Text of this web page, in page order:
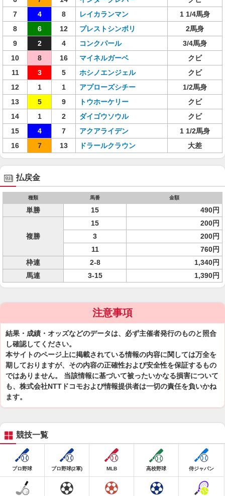
7
4 8 レイカランマン
1 1/4馬身
8
6 12 プレストシンボリ
2馬身
9
2 4 コンクパール
3/4馬身
10
8 16 マイネルガーベ
クビ
11
3 5 ホシノエンジェル
クビ
12
1 1 アプローズシチー
1/2馬身
13
5 9 トウホーケリー
クビ
14
1 2 ダイゴウソウル
クビ
15
4 7 アクアライデン
1 1/2馬身
16
7 13 ドラールクラウン 大差
払戻金
種類 馬番 金額
単勝 15 490円
複勝
15
200円
3
200円
11
760円
枠連
2-8
1,340円
馬連
3-15 1,390円
注意事項
結果・成績・オッズなどのデータは、必ず主催者発行のものと照合
し確認してください。
本サイトのページ上に掲載されている情報の内容に関しては万全を
期しておりますが、その内容の正確性および安全性を保証するもの
ではありません。 当該情報に基づいて被ったいかなる損害について
も、株式会社NTTドコモおよび情報提供者は一切の責任を負いかね
ます。
競技一覧
プロ野球 プロ野球(2軍) MLB 高校野球 侍ジャパン